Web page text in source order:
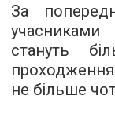
За
стануть
не більше